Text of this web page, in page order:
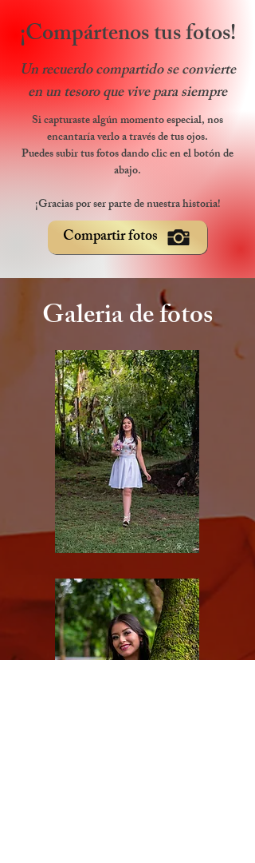
¡Compártenos tus fotos!
Un recuerdo compartido se convierte
en un tesoro que vive para siempre
Si capturaste algún momento especial, nos
encantaría verlo a través de tus ojos.
Puedes subir tus fotos dando clic en el botón de
abajo.
¡Gracias por ser parte de nuestra historia!
Compartir fotos
Galeria de fotos